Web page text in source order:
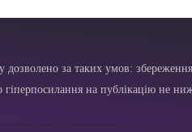
за таких умов:
гіперпосилання на публікацію не